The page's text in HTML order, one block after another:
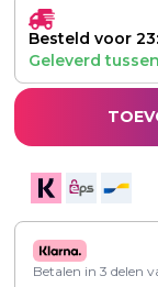
Besteld voor
Geleverd tussen
Betalen in 3 delen